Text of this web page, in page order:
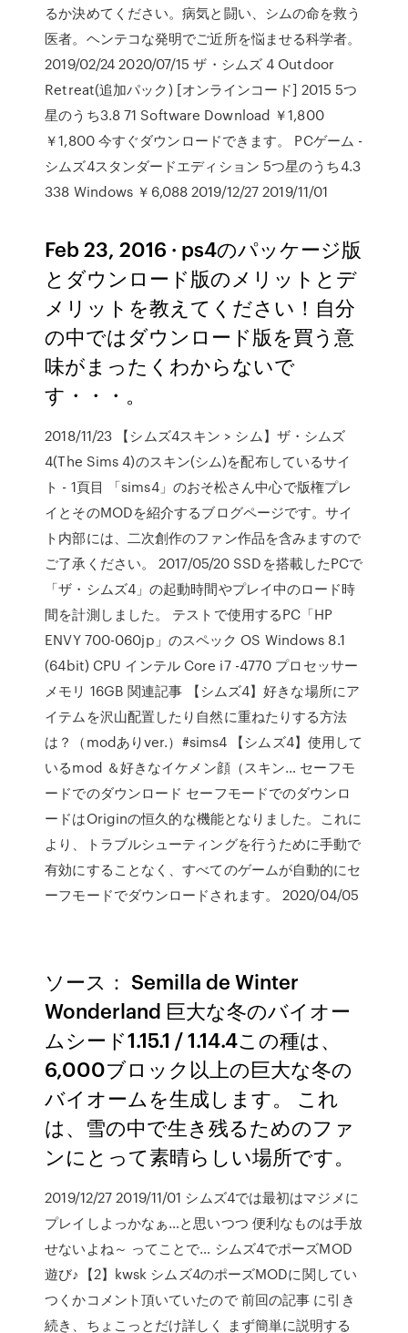
るか決めてください。病気と闘い、シムの命を救う
医者。ヘンテコな発明でご近所を悩ませる科学者。
2019/02/24 2020/07/15 ザ・シムズ 4 Outdoor
Retreat(追加パック) [オンラインコード] 2015 5つ
星のうち3.8 71 Software Download ￥1,800
￥1,800 今すぐダウンロードできます。 PCゲーム -
シムズ4スタンダードエディション 5つ星のうち4.3
338 Windows ￥6,088 2019/12/27 2019/11/01
Feb 23, 2016 · ps4のパッケージ版
とダウンロード版のメリットとデ
メリットを教えてください！自分
の中ではダウンロード版を買う意
味がまったくわからないで
す・・・。
2018/11/23 【シムズ4スキン > シム】ザ・シムズ
4(The Sims 4)のスキン(シム)を配布しているサイ
ト - 1頁目 「sims4」のおそ松さん中心で版権プレ
イとそのMODを紹介するブログページです。サイ
ト内部には、二次創作のファン作品を含みますので
ご了承ください。 2017/05/20 SSDを搭載したPCで
「ザ・シムズ4」の起動時間やプレイ中のロード時
間を計測しました。 テストで使用するPC「HP
ENVY 700-060jp」のスペック OS Windows 8.1
(64bit) CPU インテル Core i7 -4770 プロセッサー
メモリ 16GB 関連記事 【シムズ4】好きな場所にア
イテムを沢山配置したり自然に重ねたりする方法
は？（modありver.）#sims4 【シムズ4】使用して
いるmod ＆好きなイケメン顔（スキン… セーフモ
ードでのダウンロード セーフモードでのダウンロ
ードはOriginの恒久的な機能となりました。これに
より、トラブルシューティングを行うために手動で
有効にすることなく、すべてのゲームが自動的にセ
ーフモードでダウンロードされます。 2020/04/05
ソース： Semilla de Winter
Wonderland 巨大な冬のバイオー
ムシード1.15.1 / 1.14.4この種は、
6,000ブロック以上の巨大な冬の
バイオームを生成します。 これ
は、雪の中で生き残るためのファ
ンにとって素晴らしい場所です。
2019/12/27 2019/11/01 シムズ4では最初はマジメに
プレイしよっかなぁ…と思いつつ 便利なものは手放
せないよね～ ってことで… シムズ4でポーズMOD
遊び♪【2】kwsk シムズ4のポーズMODに関してい
つくかコメント頂いていたので 前回の記事 に引き
続き、ちょこっとだけ詳しく まず簡単に説明する